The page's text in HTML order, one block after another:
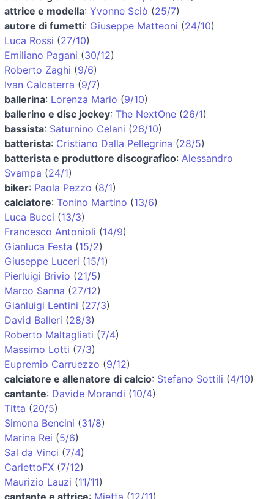
attrice e modella: Yvonne Sciò (25/7)
autore di fumetti: Giuseppe Matteoni (24/10)
Luca Rossi (27/10)
Emiliano Pagani (30/12)
Roberto Zaghi (9/6)
Ivan Calcaterra (9/7)
ballerina: Lorenza Mario (9/10)
ballerino e disc jockey: The NextOne (26/1)
bassista: Saturnino Celani (26/10)
batterista: Cristiano Dalla Pellegrina (28/5)
batterista e produttore discografico: Alessandro
Svampa (24/1)
biker: Paola Pezzo (8/1)
calciatore: Tonino Martino (13/6)
Luca Bucci (13/3)
Francesco Antonioli (14/9)
Gianluca Festa (15/2)
Giuseppe Luceri (15/1)
Pierluigi Brivio (21/5)
Marco Sanna (27/12)
Gianluigi Lentini (27/3)
David Balleri (28/3)
Roberto Maltagliati (7/4)
Massimo Lotti (7/3)
Eupremio Carruezzo (9/12)
calciatore e allenatore di calcio: Stefano Sottili (4/10)
cantante: Davide Morandi (10/4)
Titta (20/5)
Simona Bencini (31/8)
Marina Rei (5/6)
Sal da Vinci (7/4)
CarlettoFX (7/12)
Maurizio Lauzi (11/11)
cantante e attrice: Mietta (12/11)